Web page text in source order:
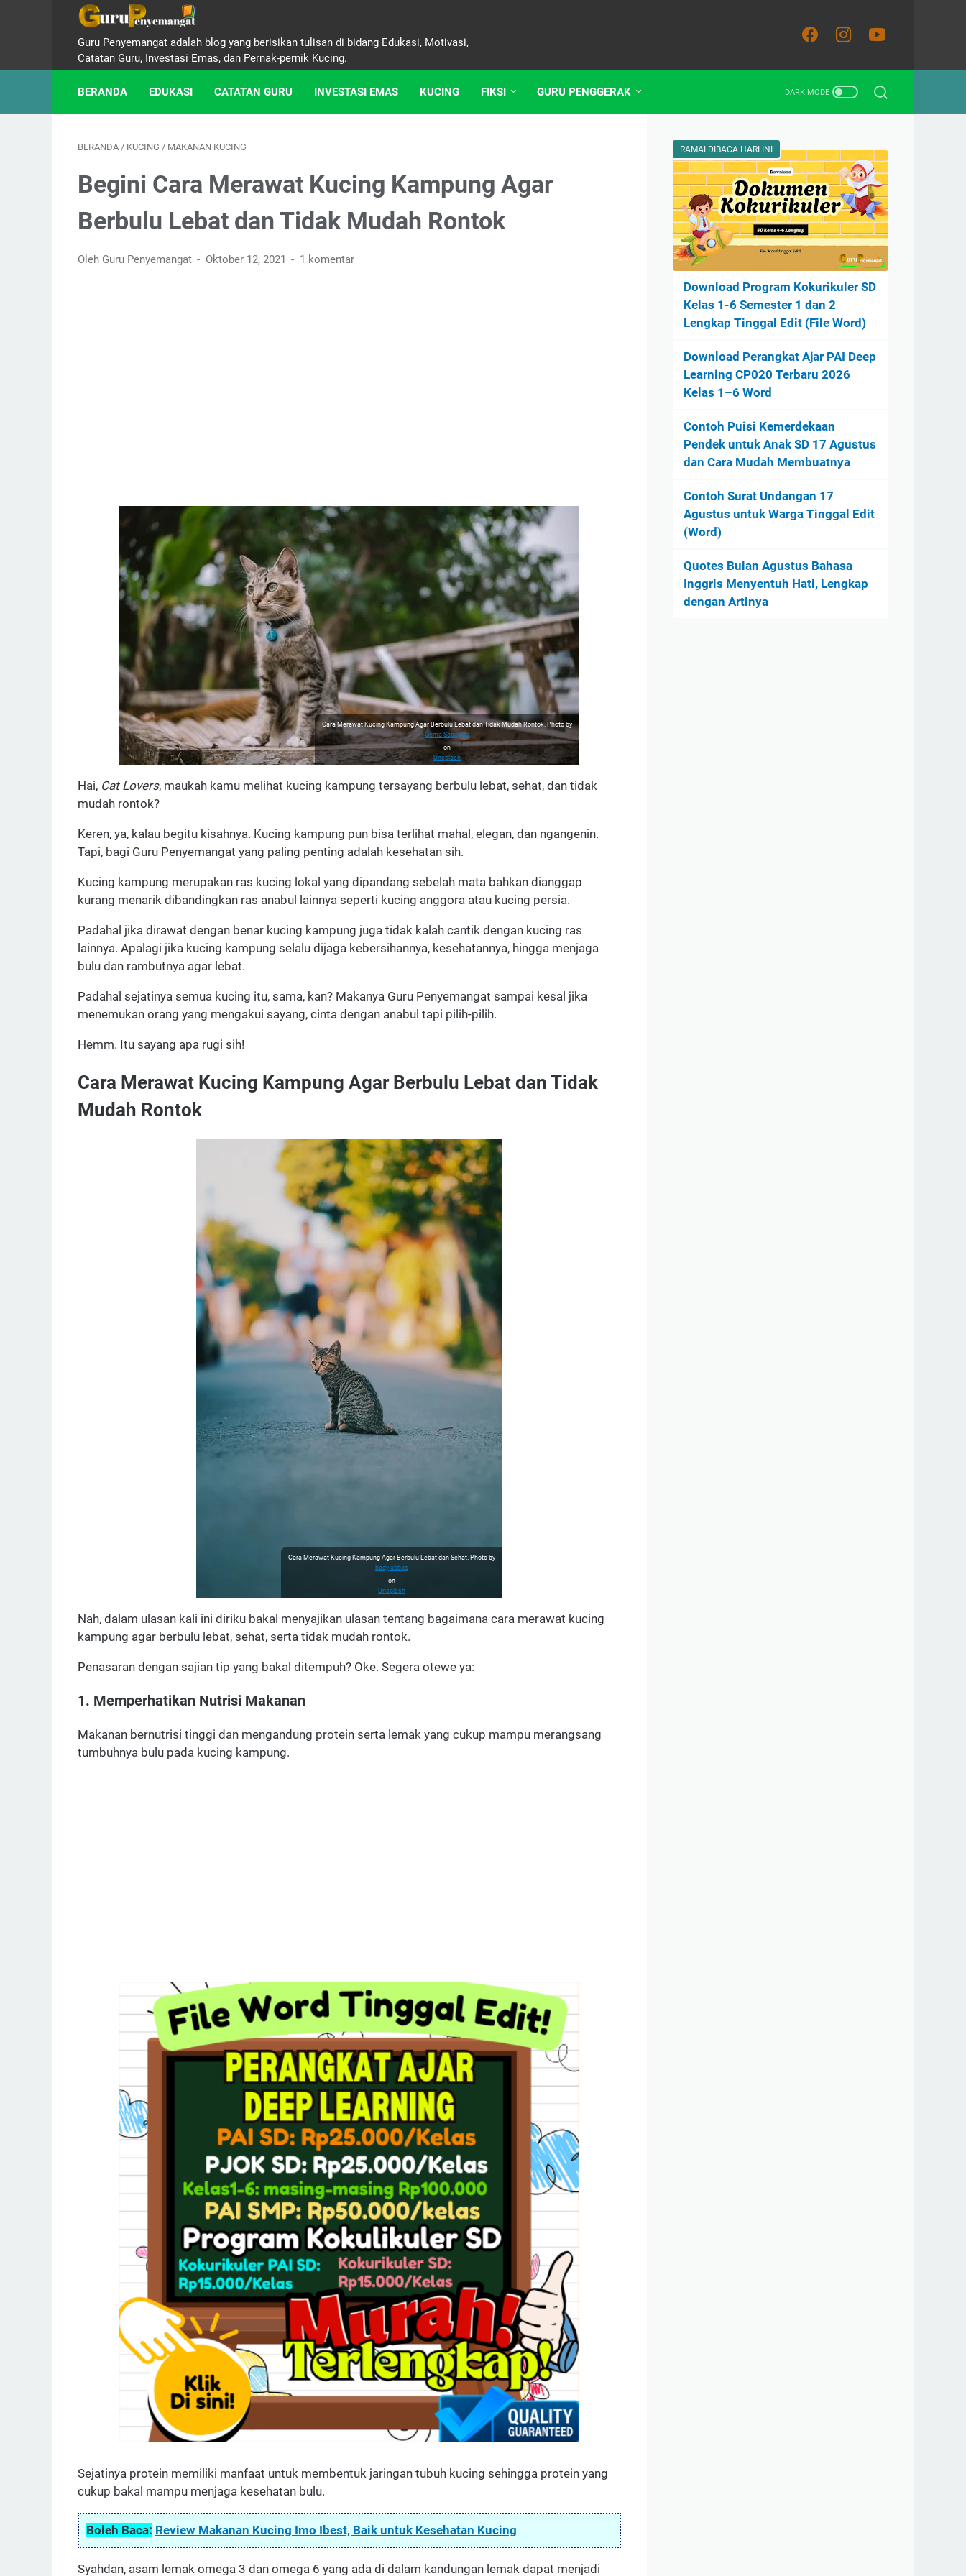
Guru Penyemangat adalah blog yang berisikan tulisan di bidang Edukasi, Motivasi,
Catatan Guru, Investasi Emas, dan Pernak-pernik Kucing.
BERANDA EDUKASI CATATAN GURU INVESTASI EMAS KUCING FIKSI GURU PENGGERAK
BERANDA / KUCING / MAKANAN KUCING
Begini Cara Merawat Kucing Kampung Agar
Berbulu Lebat dan Tidak Mudah Rontok
Oleh Guru Penyemangat Oktober 12, 2021 1 komentar
Cara Merawat Kucing Kampung Agar Berbulu Lebat dan Tidak Mudah Rontok. Photo by
Gema Saputera
on
Unsplash
Hai, Cat Lovers, maukah kamu melihat kucing kampung tersayang berbulu lebat, sehat, dan tidak
mudah rontok?
Keren, ya, kalau begitu kisahnya. Kucing kampung pun bisa terlihat mahal, elegan, dan ngangenin.
Tapi, bagi Guru Penyemangat yang paling penting adalah kesehatan sih.
Kucing kampung merupakan ras kucing lokal yang dipandang sebelah mata bahkan dianggap
kurang menarik dibandingkan ras anabul lainnya seperti kucing anggora atau kucing persia.
Padahal jika dirawat dengan benar kucing kampung juga tidak kalah cantik dengan kucing ras
lainnya. Apalagi jika kucing kampung selalu dijaga kebersihannya, kesehatannya, hingga menjaga
bulu dan rambutnya agar lebat.
Padahal sejatinya semua kucing itu, sama, kan? Makanya Guru Penyemangat sampai kesal jika
menemukan orang yang mengakui sayang, cinta dengan anabul tapi pilih-pilih.
Hemm. Itu sayang apa rugi sih!
Cara Merawat Kucing Kampung Agar Berbulu Lebat dan Tidak
Mudah Rontok
Cara Merawat Kucing Kampung Agar Berbulu Lebat dan Sehat. Photo by
bady abbas
on
Unsplash
Nah, dalam ulasan kali ini diriku bakal menyajikan ulasan tentang bagaimana cara merawat kucing
kampung agar berbulu lebat, sehat, serta tidak mudah rontok.
Penasaran dengan sajian tip yang bakal ditempuh? Oke. Segera otewe ya:
1. Memperhatikan Nutrisi Makanan
Makanan bernutrisi tinggi dan mengandung protein serta lemak yang cukup mampu merangsang
tumbuhnya bulu pada kucing kampung.
Sejatinya protein memiliki manfaat untuk membentuk jaringan tubuh kucing sehingga protein yang
cukup bakal mampu menjaga kesehatan bulu.
Boleh Baca: Review Makanan Kucing Imo Ibest, Baik untuk Kesehatan Kucing
Syahdan, asam lemak omega 3 dan omega 6 yang ada di dalam kandungan lemak dapat menjadi
RAMAI DIBACA HARI INI
Download Program Kokurikuler SD
Kelas 1-6 Semester 1 dan 2
Lengkap Tinggal Edit (File Word)
Download Perangkat Ajar PAI Deep
Learning CP020 Terbaru 2026
Kelas 1–6 Word
Contoh Puisi Kemerdekaan
Pendek untuk Anak SD 17 Agustus
dan Cara Mudah Membuatnya
Contoh Surat Undangan 17
Agustus untuk Warga Tinggal Edit
(Word)
Quotes Bulan Agustus Bahasa
Inggris Menyentuh Hati, Lengkap
dengan Artinya